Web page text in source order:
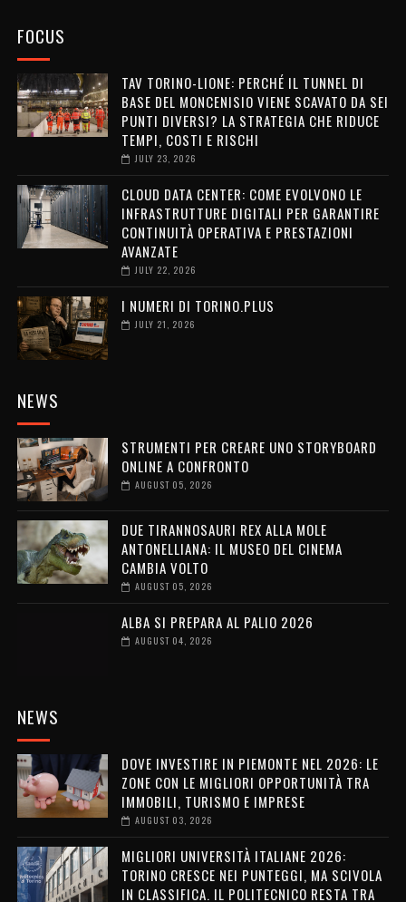
FOCUS
TAV TORINO-LIONE: PERCHÉ IL TUNNEL DI
BASE DEL MONCENISIO VIENE SCAVATO DA SEI
PUNTI DIVERSI? LA STRATEGIA CHE RIDUCE
TEMPI, COSTI E RISCHI
JULY 23, 2026
CLOUD DATA CENTER: COME EVOLVONO LE
INFRASTRUTTURE DIGITALI PER GARANTIRE
CONTINUITÀ OPERATIVA E PRESTAZIONI
AVANZATE
JULY 22, 2026
I NUMERI DI TORINO.PLUS
JULY 21, 2026
NEWS
STRUMENTI PER CREARE UNO STORYBOARD
ONLINE A CONFRONTO
AUGUST 05, 2026
DUE TIRANNOSAURI REX ALLA MOLE
ANTONELLIANA: IL MUSEO DEL CINEMA
CAMBIA VOLTO
AUGUST 05, 2026
ALBA SI PREPARA AL PALIO 2026
AUGUST 04, 2026
NEWS
DOVE INVESTIRE IN PIEMONTE NEL 2026: LE
ZONE CON LE MIGLIORI OPPORTUNITÀ TRA
IMMOBILI, TURISMO E IMPRESE
AUGUST 03, 2026
MIGLIORI UNIVERSITÀ ITALIANE 2026:
TORINO CRESCE NEI PUNTEGGI, MA SCIVOLA
IN CLASSIFICA. IL POLITECNICO RESTA TRA